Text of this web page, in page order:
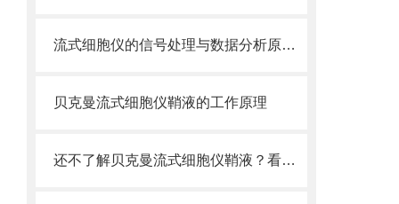
流式细胞仪的信号处理与数据分析原理分析
贝克曼流式细胞仪鞘液的工作原理
还不了解贝克曼流式细胞仪鞘液？看这里就对了！